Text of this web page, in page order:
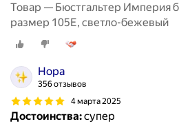
Товар — Бюстгальтер Империя
размер 105E, светло-бежевый
Нора
356 отзывов
4 марта 2025
Достоинства:супер